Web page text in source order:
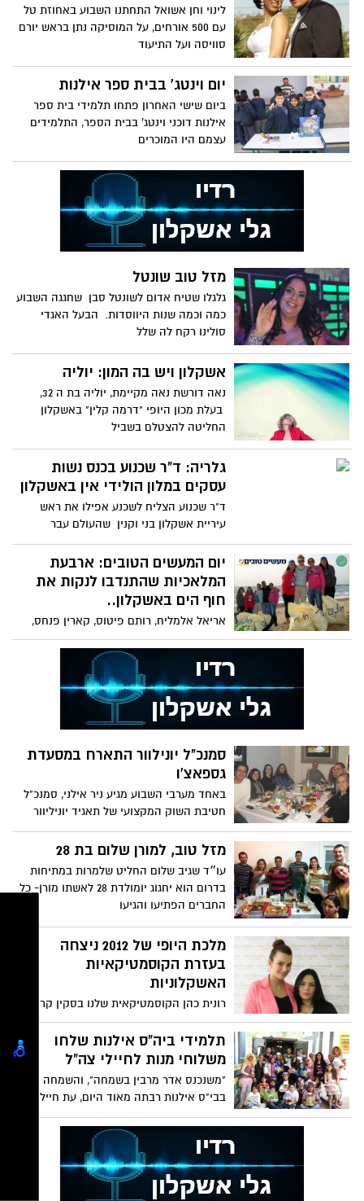
לינוי וחן אשואל התחתנו השבוע באחוזת טל
עם 500 אורחים, על המוסיקה נתן בראש יורם
סוויסה ועל התיעוד
יום וינטג' בבית ספר אילנות
ביום שישי האחרון פתחו תלמידי בית ספר
אילנות דוכני וינטג' בבית הספר, התלמידים
עצמם היו המוכרים
מזל טוב שונטל
גלגלו שטיח אדום לשונטל סבן שחגגה השבוע
כמה וכמה שנות היווסדות. הבעל האגדי
סולינו רקח לה שלל
אשקלון ויש בה המון: יוליה
נאה דורשת נאה מקיימת, יוליה בת ה 32,
בעלת מכון היופי "דרמה קלין" באשקלון
החליטה להצטלם בשביל
גלריה: ד"ר שכנוע בכנס נשות
עסקים במלון הולידי אין באשקלון
ד"ר שכנוע הצליח לשכנע אפילו את ראש
עיריית אשקלון בני וקנין שהעולם עבר
לאינטרנט. כמאתיים נשים הגיעו
יום המעשים הטובים: ארבעת
המלאכיות שהתנדבו לנקות את
חוף הים באשקלון..
אריאל אלמליח, רותם פיטוס, קארין פנחס,
יערה הייזי, הגיעו אמש במסגרת יום 'המעשים
סמנכ"ל יונילוור התארח במסעדת
גספאצ'ו
באחד מערבי השבוע מגיע ניר אילני, סמנכ"ל
חטיבת השוק המקצועי של תאגיד יוניליוור
בישראל, מלווה בצוות
מזל טוב, למורן שלום בת 28
עו״ד שגיב שלום החליט שלמרות במתיחות
בדרום הוא יחגוג יומולדת 28 לאשתו מורן- כל
החברים הפתיעו והגיעו
מלכת היופי של 2012 ניצחה
בעזרת הקוסמטיקאיות
האשקלוניות
רונית כהן הקוסמטיקאית שלנו בסקין קר
קליניק סניף אשקלון עם הזוכה הגדולה,מלכת
היופי לשנת 2012 ,שני
תלמידי ביה"ס אילנות שלחו
משלוחי מנות לחיילי צה"ל
"משנכנס אדר מרבין בשמחה", והשמחה
בבי"ס אילנות רבתה מאוד היום, עת חיילים
מגדוד "רותם" של חטיבת